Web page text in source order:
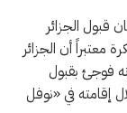
قبول الجزائر
أن الجزائر
فوجئ بقبول
إقامته في «نوفل